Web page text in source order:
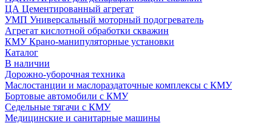
ЦА Цементированный агрегат
УМП Универсальный моторный подогреватель
Агрегат кислотной обработки скважин
КМУ Крано-манипуляторные установки
Каталог
В наличии
Дорожно-уборочная техника
Маслостанции и маслораздаточные комплексы с КМУ
Бортовые автомобили с КМУ
Седельные тягачи с КМУ
Медицинские и санитарные машины